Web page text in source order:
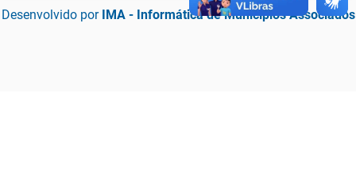
Desenvolvido por IMA - Informática de Municípios Associados